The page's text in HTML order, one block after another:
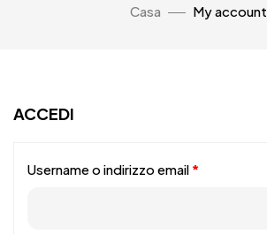
Casa My account
ACCEDI
Username o indirizzo email *